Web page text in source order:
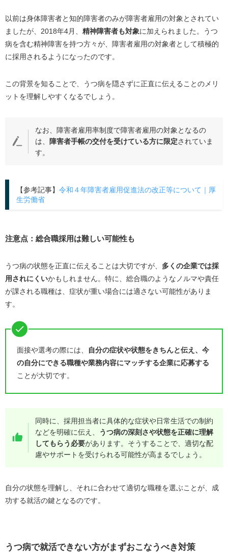
以前は身体障害者と知的障害者のみが障害者雇用の対象とされてい
ましたが、 2018年4月、 精神障害者も対象に加えられました。うつ
病を含む精神障害を持つ方々が、障害者雇用の対象者として積極的
に採用されるようになったのです。
この背景を知ることで、うつ病を隠さずに正直に伝えることのメリ
ットを理解しやすくなるでしょう。
なお、障害者雇用率制度で障害者雇用の対象となるの
は、 障害者手帳の交付を受けている方に限定されていま
す。
【参考記事】 令和４年障害者雇用促進法の改正等について｜厚
生労働省
注意点：総合職採用は難しい可能性も
うつ病の状態を正直に伝えることは大切ですが、 多くの企業では採
用されにくいかもしれません。特に、総合職のようなノルマや責任
が課される職種は、症状が重い場合には適さない可能性がありま
す。
面接や選考の際には、
自分の症状や状態をきちんと伝え、今
の自分にできる職種や業務内容にマッチする企業に応募する
ことが大切です。
同時に、採用担当者に具体的な症状や日常生活での制約
などを明確に伝え、 うつ病の深刻さや状態を正確に理解
してもらう必要があります。そうすることで、適切な配
慮やサポートを受けられる可能性が高まるでしょう。
自分の状態を理解し、それに合わせて適切な職種を選ぶことが、成
功する就活の鍵となるのです。
うつ病で就活できない方がまずおこなうべき対策